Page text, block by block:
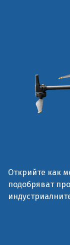
Открийте как
подобряват